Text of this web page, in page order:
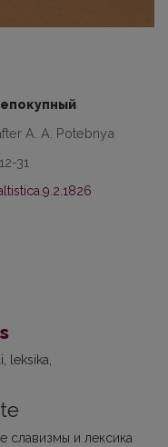
A. A. Potebnya
31
leksika
славизмы и лексика